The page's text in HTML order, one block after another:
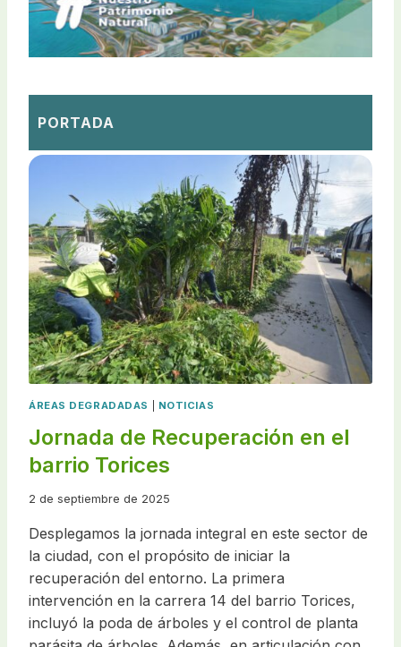
PORTADA
ÁREAS DEGRADADAS NOTICIAS
Jornada de Recuperación en el
barrio Torices
2 de septiembre de 2025
Desplegamos la jornada integral en este sector de
la ciudad, con el propósito de iniciar la
recuperación del entorno. La primera
intervención en la carrera 14 del barrio Torices,
incluyó la poda de árboles y el control de planta